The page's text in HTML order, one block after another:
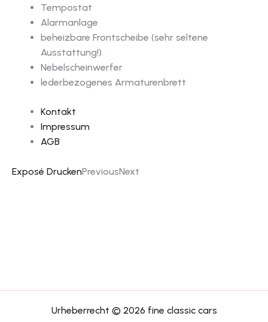
Tempostat
Alarmanlage
beheizbare Frontscheibe (sehr seltene
Ausstattung!)
Nebelscheinwerfer
lederbezogenes Armaturenbrett
Kontakt
Impressum
AGB
Exposé DruckenPreviousNext
Urheberrecht © 2026 fine classic cars